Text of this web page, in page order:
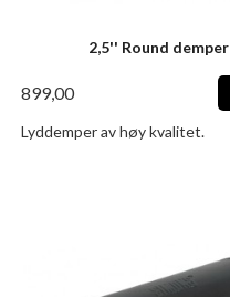
2,5'' Round demper
899,00
Lyddemper av høy kvalitet.